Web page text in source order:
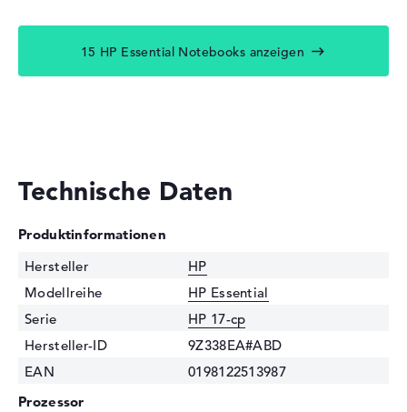
15 HP Essential Notebooks anzeigen
Technische Daten
Produktinformationen
Hersteller
HP
Modellreihe
HP Essential
Serie
HP 17-cp
Hersteller-ID
9Z338EA#ABD
EAN
0198122513987
Prozessor